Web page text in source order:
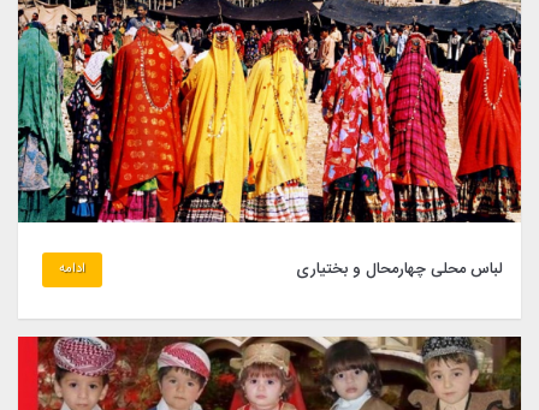
لباس محلی چهارمحال و بختیاری ادامه